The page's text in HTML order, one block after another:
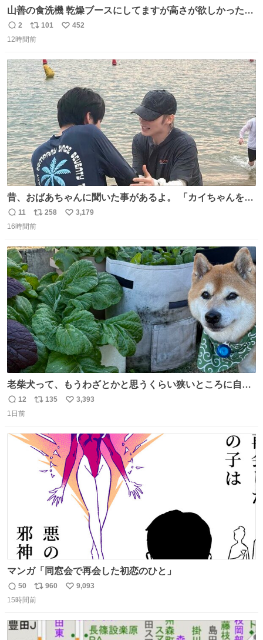
山善の食洗機 乾燥ブースにしてますが高さが欲しかったの
でコレクションケースを置くだけのツルセコ改造 扉が手前
に開き天井の温度もしっかり上がるのでかなり使いやすく
返
信
2
リ
ポ
ト
数
101
い
数
452
12時間前
昔、おばあちゃんに聞いた事があるよ。 「カイちゃんをい
じめると、アイツが海から上がって来るぞ。」って。
返
信
11
リ
ポ
ト
数
258
い
数
3,179
16時間前
老柴犬って、もうわざとかと思うくらい狭いところに自ら
はまりにいくじゃないですか？ 今朝ガーデニングしてる飼
い主の間にはまってきて、最高に可愛かった♥️
返
信
12
リ
ト
数
135
い
数
3,393
1日前
マンガ「同窓会で再会した初恋のひと」
返
信
50
リ
ポ
ト
960
い
9,093
15時間前